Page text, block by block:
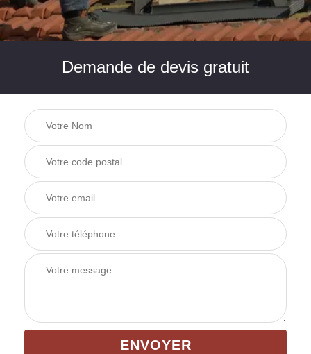
Demande de devis gratuit